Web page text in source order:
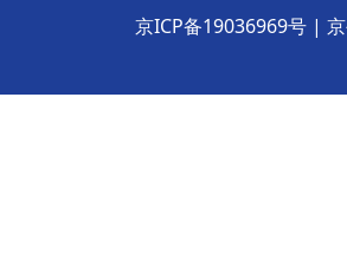
京ICP备19036969号 |